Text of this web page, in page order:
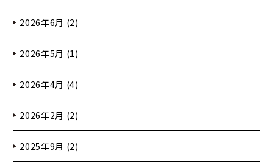
2026年6月 (2)
2026年5月 (1)
2026年4月 (4)
2026年2月 (2)
2025年9月 (2)